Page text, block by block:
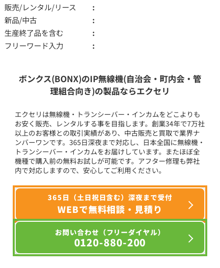
販売/レンタル/リース
新品/中古
生産終了品を含む
フリーワード入力
ボンクス(BONX)のIP無線機(自治会・町内会・管
理組合向き)の製品ならエクセリ
エクセリは無線機・トランシーバー・インカムをどこよりも
お安く販売、レンタルする事を目指します。創業34年で7万社
以上のお客様との取引実績があり、中古販売と買取で業界ナ
ンバーワンです。365日深夜まで対応し、日本全国に無線機・
トランシーバー・インカムをお届けしています。またほぼ全
機種で購入前の無料お試しが可能です。アフター修理も弊社
内で対応しますので、安心してご利用ください。
365日（土日祝日含む）深夜まで受付
WEBで無料相談・見積り
お問い合わせ（フリーダイヤル）
0120-880-200